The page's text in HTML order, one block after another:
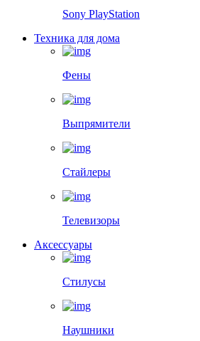
Sony PlayStation
Техника для дома
Фены
Выпрямители
Стайлеры
Телевизоры
Аксессуары
Стилусы
Наушники